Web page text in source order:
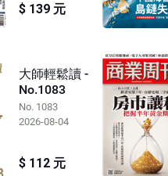
$ 139 元
大師輕鬆讀 -
No.1083
No. 1083
2026-08-04
$ 112 元